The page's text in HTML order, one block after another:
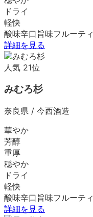
ドライ
軽快
酸味辛口 旨味フルーティ
詳細を見る
人気 21位
みむろ杉
奈良県 / 今西酒造
華やか
芳醇
重厚
穏やか
ドライ
軽快
酸味辛口 旨味フルーティ
詳細を見る